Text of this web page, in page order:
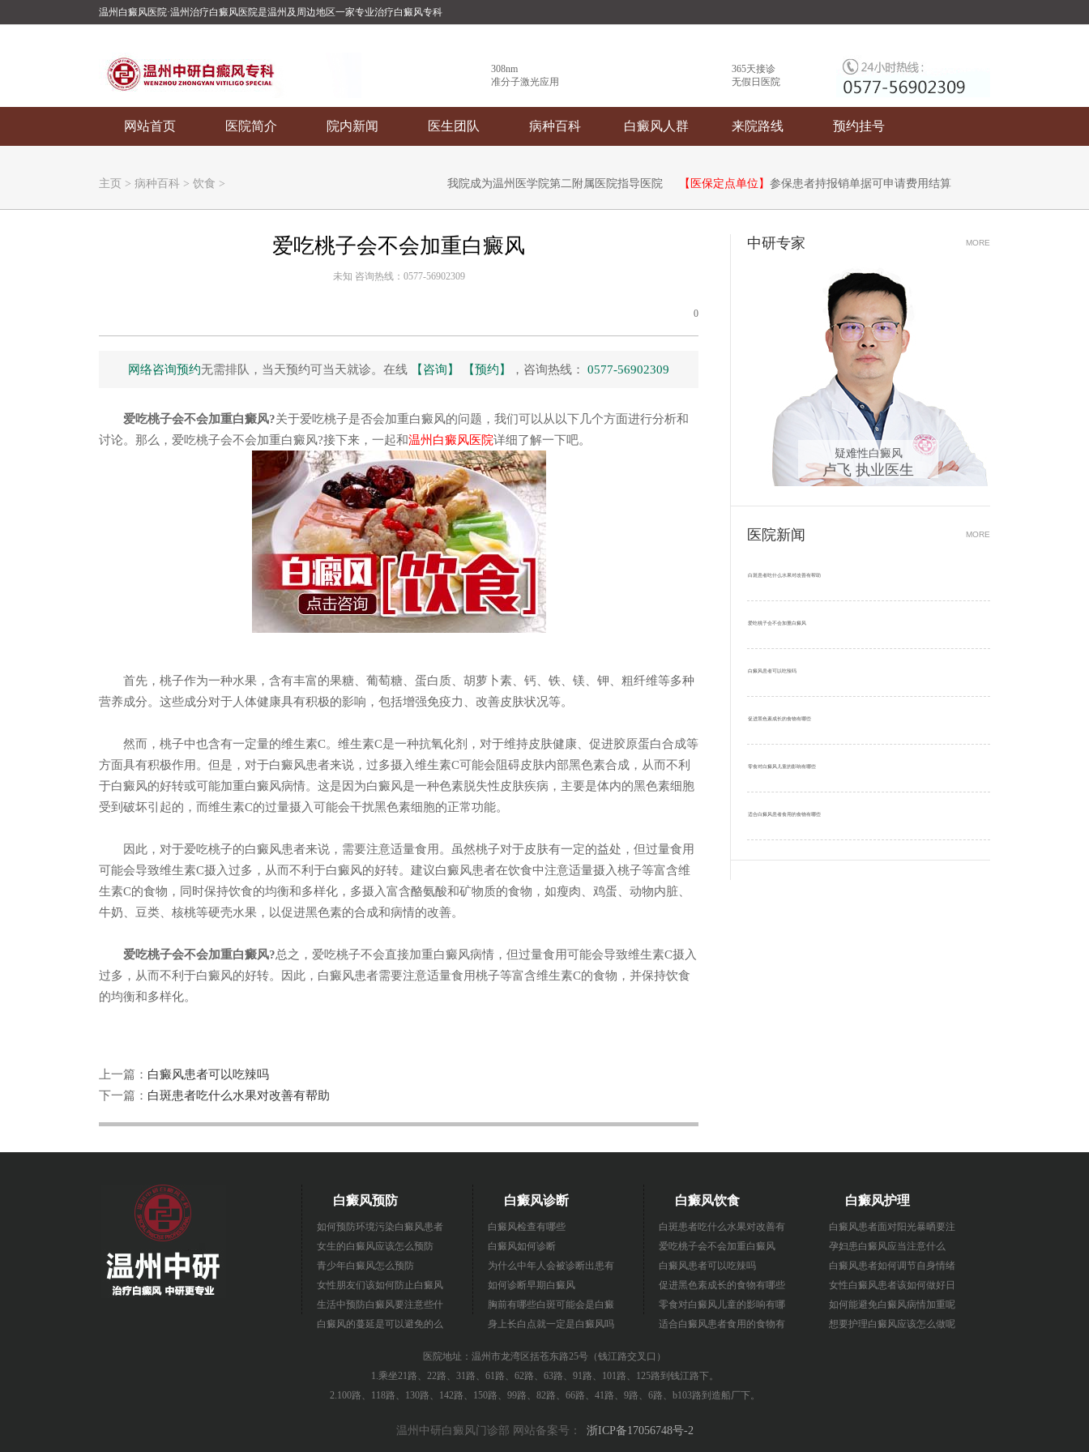
温州白癜风医院·温州治疗白癜风医院是温州及周边地区一家专业治疗白癜风专科
308nm
准分子激光应用
365天接诊
无假日医院
网站首页 医院简介 院内新闻 医生团队 病种百科 白癜风人群 来院路线 预约挂号
主页 > 病种百科 > 饮食 > 我院成为温州医学院第二附属医院指导医院 【医保定点单位】 参保患者持报销单据可申请费用结算
爱吃桃子会不会加重白癜风
未知 咨询热线：0577-56902309
0
网络咨询预约无需排队，当天预约可当天就诊。在线 【咨询】 【预约】 ，咨询热线： 0577-56902309
爱吃桃子会不会加重白癜风?关于爱吃桃子是否会加重白癜风的问题，我们可以从以下几个方面进行分析和
讨论。那么，爱吃桃子会不会加重白癜风?接下来，一起和温州白癜风医院详细了解一下吧。
首先，桃子作为一种水果，含有丰富的果糖、葡萄糖、蛋白质、胡萝卜素、钙、铁、镁、钾、粗纤维等多种
营养成分。这些成分对于人体健康具有积极的影响，包括增强免疫力、改善皮肤状况等。
然而，桃子中也含有一定量的维生素C。维生素C是一种抗氧化剂，对于维持皮肤健康、促进胶原蛋白合成等
方面具有积极作用。但是，对于白癜风患者来说，过多摄入维生素C可能会阻碍皮肤内部黑色素合成，从而不利
于白癜风的好转或可能加重白癜风病情。这是因为白癜风是一种色素脱失性皮肤疾病，主要是体内的黑色素细胞
受到破坏引起的，而维生素C的过量摄入可能会干扰黑色素细胞的正常功能。
因此，对于爱吃桃子的白癜风患者来说，需要注意适量食用。虽然桃子对于皮肤有一定的益处，但过量食用
可能会导致维生素C摄入过多，从而不利于白癜风的好转。建议白癜风患者在饮食中注意适量摄入桃子等富含维
生素C的食物，同时保持饮食的均衡和多样化，多摄入富含酪氨酸和矿物质的食物，如瘦肉、鸡蛋、动物内脏、
牛奶、豆类、核桃等硬壳水果，以促进黑色素的合成和病情的改善。
爱吃桃子会不会加重白癜风?总之，爱吃桃子不会直接加重白癜风病情，但过量食用可能会导致维生素C摄入
过多，从而不利于白癜风的好转。因此，白癜风患者需要注意适量食用桃子等富含维生素C的食物，并保持饮食
的均衡和多样化。
上一篇： 白癜风患者可以吃辣吗
下一篇： 白斑患者吃什么水果对改善有帮助
中研专家 MORE
男性白癜风治疗
周红星 主治医师
疑难性白癜风
卢飞 执业医生
医院新闻 MORE
白斑患者吃什么水果对改善有帮助
爱吃桃子会不会加重白癜风
白癜风患者可以吃辣吗
促进黑色素成长的食物有哪些
零食对白癜风儿童的影响有哪些
适合白癜风患者食用的食物有哪些
白癜风预防
如何预防环境污染白癜风患者
女生的白癜风应该怎么预防
青少年白癜风怎么预防
女性朋友们该如何防止白癜风
生活中预防白癜风要注意些什
白癜风的蔓延是可以避免的么
白癜风诊断
白癜风检查有哪些
白癜风如何诊断
为什么中年人会被诊断出患有
如何诊断早期白癜风
胸前有哪些白斑可能会是白癜
身上长白点就一定是白癜风吗
白癜风饮食
白斑患者吃什么水果对改善有
爱吃桃子会不会加重白癜风
白癜风患者可以吃辣吗
促进黑色素成长的食物有哪些
零食对白癜风儿童的影响有哪
适合白癜风患者食用的食物有
白癜风护理
白癜风患者面对阳光暴晒要注
孕妇患白癜风应当注意什么
白癜风患者如何调节自身情绪
女性白癜风患者该如何做好日
如何能避免白癜风病情加重呢
想要护理白癜风应该怎么做呢
医院地址：温州市龙湾区括苍东路25号（钱江路交叉口）
1.乘坐21路、22路、31路、61路、62路、63路、91路、101路、125路到钱江路下。
2.100路、118路、130路、142路、150路、99路、82路、66路、41路、9路、6路、b103路到造船厂下。
温州中研白癜风门诊部 网站备案号： 浙ICP备17056748号-2